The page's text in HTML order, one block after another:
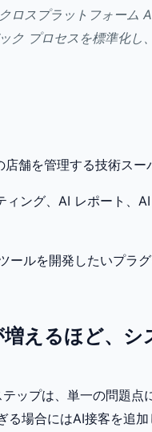
ロスプラットフォーム
ク プロセスを標準化し
舗を管理する技術スー
ング、AI レポート、
ールを開発したいプラ
えるほど、シ
ップは、単一の問題点
場合にはAI接客を追